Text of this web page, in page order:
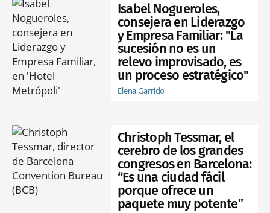
Isabel Nogueroles,
consejera en Liderazgo
y Empresa Familiar: "La
sucesión no es un
relevo improvisado, es
un proceso estratégico"
Elena Garrido
Christoph Tessmar, el
cerebro de los grandes
congresos en Barcelona:
“Es una ciudad fácil
porque ofrece un
paquete muy potente”